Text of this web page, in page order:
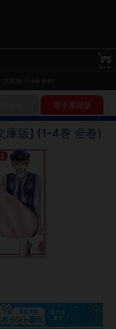
[文庫版] (1-4巻 全巻)
電子書籍版
庫版] (1-4巻 全巻)